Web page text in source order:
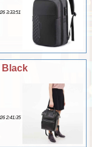
3:33:51
Black
2:41:35